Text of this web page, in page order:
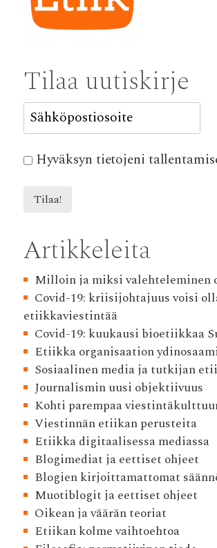
Tilaa uutiskirje
Hyväksyn tietojeni
Artikkeleita
Milloin ja miksi valehteleminen
Covid-19: kriisijohtajuus voisi
etiikkaviestintää
Covid-19: kuukausi bioetiikkaa
Etiikka organisaation
Sosiaalinen media ja tutkijan
Journalismin uusi objektiivuus
Kohti parempaa
Viestinnän etiikan perusteita
Etiikka digitaalisessa mediassa
Blogimediat ja eettiset ohjeet
Blogien kirjoittamattomat
Muotiblogit ja eettiset ohjeet
Oikean ja väärän teoriat
Etiikan kolme vaihtoehtoa